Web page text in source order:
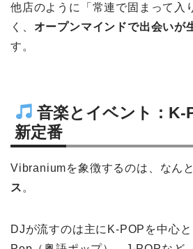
他店のように「常連で固まって入
く、 オープンマインドで出会いが
す。
音楽とイベント：K-
新定番
Vibraniumを象徴するのは、なん
ス 。
DJが流すのは主にK-POPを中心